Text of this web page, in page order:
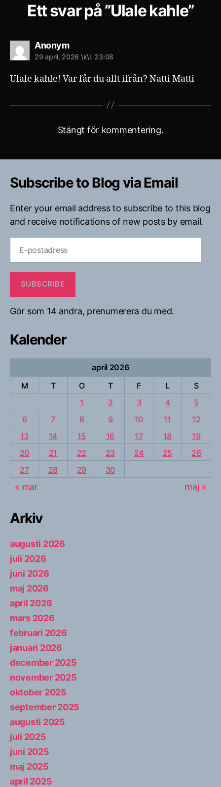
Ett svar på ”Ulale kahle”
Anonymsäger:
29 april, 2026 \k\l. 23:08
Ulale kahle! Var får du allt ifrån? Natti Matti
Stängt för kommentering.
Subscribe to Blog via Email
Enter your email address to subscribe to this blog
and receive notifications of new posts by email.
postadress
SUBSCRIBE
Gör som 14 andra, prenumerera du med.
Kalender
april 2026
M
T O T F L
S
1
2 3 4
5
6
7 8 9 10 11
12
13
14 15 16 17 18
19
20
21 22 23 24 25
26
27
28 29 30
« mar maj »
Arkiv
augusti 2026
juli 2026
juni 2026
maj 2026
april 2026
mars 2026
februari 2026
januari 2026
december 2025
november 2025
oktober 2025
september 2025
augusti 2025
juli 2025
juni 2025
maj 2025
april 2025